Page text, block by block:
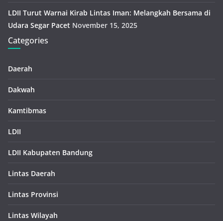
LDII Turut Warnai Kirab Lintas Iman: Melangkah Bersama di
Udara Segar Pacet November 15, 2025
Categories
Daerah
Dakwah
Kamtibmas
LDII
LDII Kabupaten Bandung
Lintas Daerah
Lintas Provinsi
Lintas Wilayah